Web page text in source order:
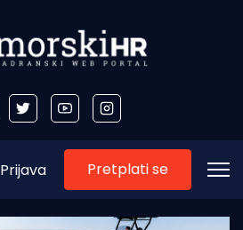
Prijava Pretplati se